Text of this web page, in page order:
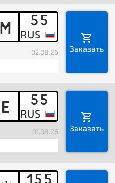
M 55
02.08.26 Заказать
E 55
01.08.26 Заказать